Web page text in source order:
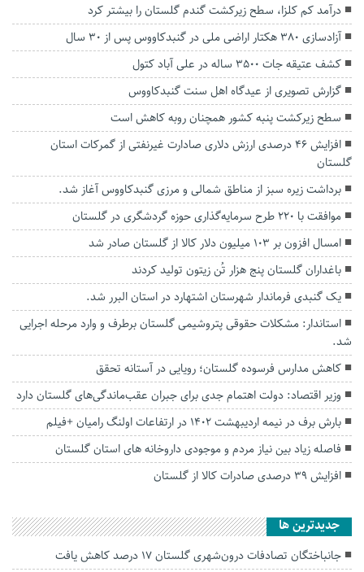
درآمد کم کلزا، سطح زیرکشت گندم گلستان را بیشتر کرد
آزادسازی ۳۸۰ هکتار اراضی ملی در گنبدکاووس پس از ۳۰ سال
کشف عتیقه جات ۳۵۰۰ ساله در علی آباد کتول
گزارش تصویری از عیدگاه اهل سنت گنبدکاووس
سطح زیرکشت پنبه کشور همچنان روبه کاهش است
افزایش ۴۶ درصدی ارزش دلاری صادارت غیرنفتی از گمرکات استان
گلستان
برداشت زیره سبز از مناطق شمالی و مرزی گنبدکاووس آغاز شد.
موافقت با ۲۲۰ طرح سرمایه‌گذاری حوزه گردشگری در گلستان
امسال افزون بر ۱۰۳ میلیون دلار کالا از گلستان صادر شد
باغداران گلستان پنج هزار تُن زیتون تولید کردند
یک گنبدی فرماندار شهرستان اشتهارد در استان البرر شد.
استاندار: مشکلات حقوقی پتروشیمی گلستان برطرف و وارد مرحله اجرایی
شد.
کاهش مدارس فرسوده گلستان؛ رویایی در آستانه تحقق
وزیر اقتصاد: دولت اهتمام جدی برای جبران عقب‌ماندگی‌های گلستان دارد
بارش برف در نیمه اردیبهشت 1402 در ارتفاعات اولنگ رامیان +فیلم
فاصله زیاد بین نیاز مردم و موجودی داروخانه های استان گلستان
افزایش ۳۹ درصدی صادرات کالا از گلستان
جديدترين ها
جانباختگان تصادفات درون‌شهری گلستان ۱۷ درصد کاهش یافت